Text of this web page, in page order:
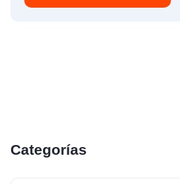
Categorías